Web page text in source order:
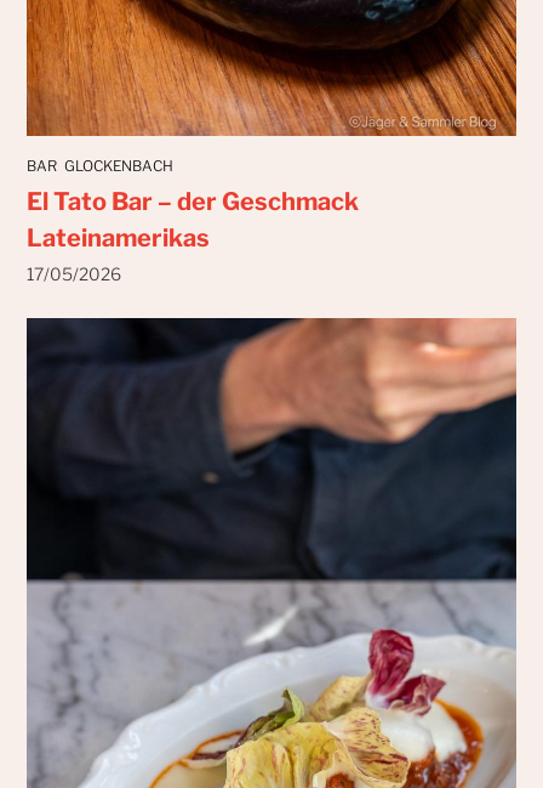
BAR GLOCKENBACH
El Tato Bar – der Geschmack
Lateinamerikas
17/05/2026